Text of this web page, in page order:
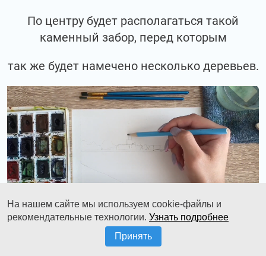
По центру будет располагаться такой
каменный забор, перед которым
так же будет намечено несколько деревьев.
Позади этого забора будет расположено
На нашем сайте мы используем cookie-файлы и
рекомендательные технологии. Узнать подробнее
Принять